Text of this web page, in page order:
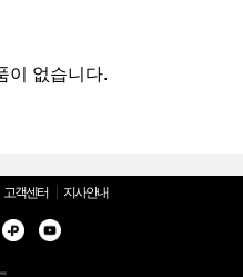
이 없습니다.
고객센터 지사안내